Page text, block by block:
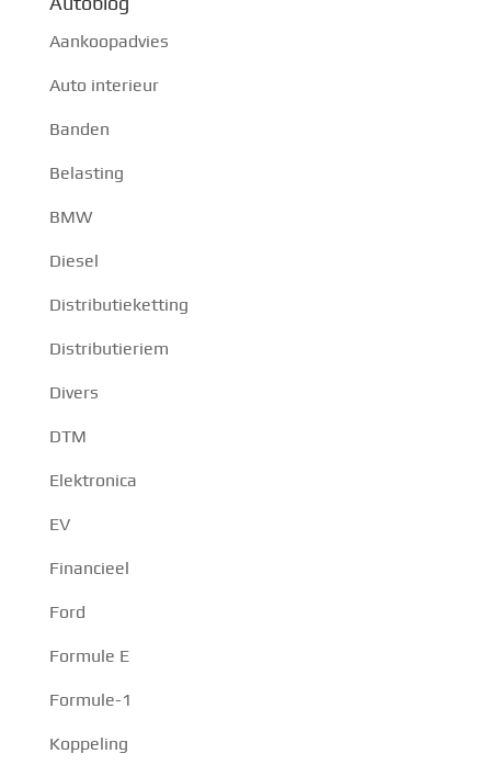
Aankoopadvies
Auto interieur
Banden
Belasting
BMW
Diesel
Distributieketting
Distributieriem
Divers
DTM
Elektronica
EV
Financieel
Ford
Formule E
Formule-1
Koppeling